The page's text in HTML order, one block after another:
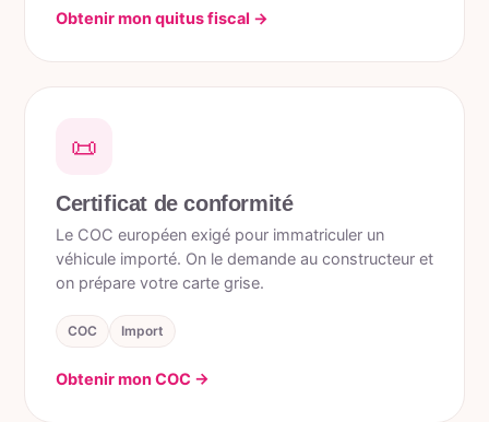
Obtenir mon quitus fiscal →
📜
Certificat de conformité
Le COC européen exigé pour immatriculer un
véhicule importé. On le demande au constructeur et
on prépare votre carte grise.
COC Import
Obtenir mon COC →